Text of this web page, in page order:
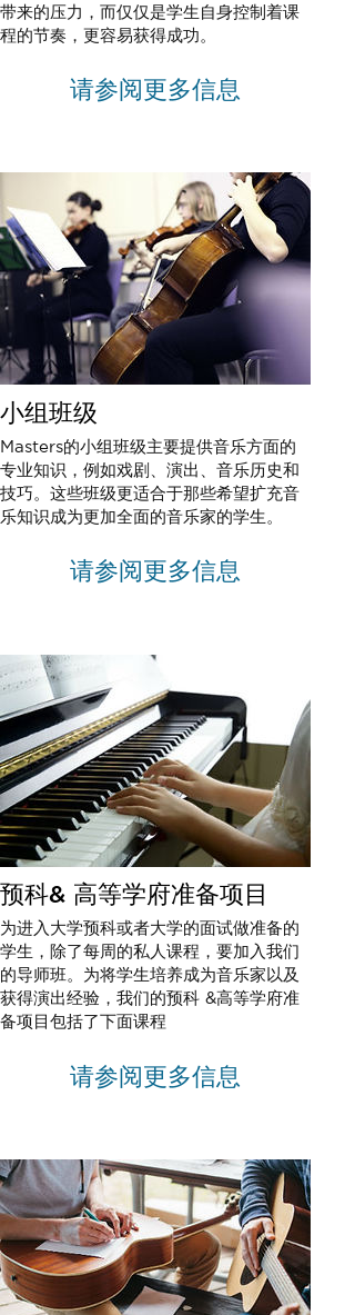
带来的压力，而仅仅是学生自身控制着课
程的节奏，更容易获得成功。
请参阅更多信息
小组班级
Masters的小组班级主要提供音乐方面的
专业知识，例如戏剧、演出、音乐历史和
技巧。这些班级更适合于那些希望扩充音
乐知识成为更加全面的音乐家的学生。
请参阅更多信息
预科& 高等学府准备项目
为进入大学预科或者大学的面试做准备的
学生，除了每周的私人课程，要加入我们
的导师班。为将学生培养成为音乐家以及
获得演出经验，我们的预科 &高等学府准
备项目包括了下面课程
请参阅更多信息